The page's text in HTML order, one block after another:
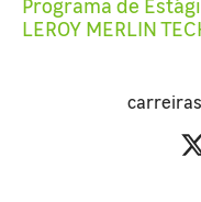
LEROY MERLIN